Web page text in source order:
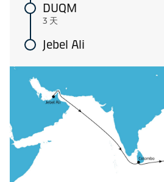
DUQM
3 天
Jebel Ali